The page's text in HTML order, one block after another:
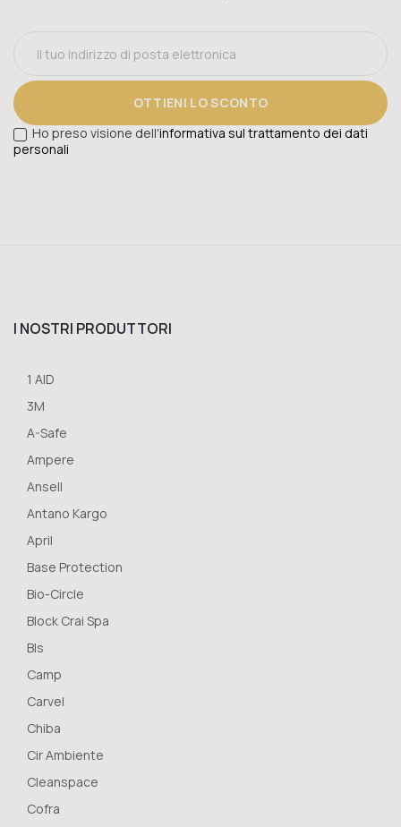
OTTIENI LO SCONTO
Ho preso visione dell'informativa sul trattamento dei dati
personali
I NOSTRI PRODUTTORI
1 AID
3M
A-Safe
Ampere
Ansell
Antano Kargo
April
Base Protection
Bio-Circle
Block Crai Spa
Bls
Camp
Carvel
Chiba
Cir Ambiente
Cleanspace
Cofra